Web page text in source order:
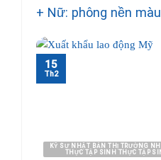
+ Nữ: phông nền
KỸ SƯ NHẬT BẢN THỊ TRƯỜNG
THỰC TẬP SINH THỰC TẬP
15
Th2